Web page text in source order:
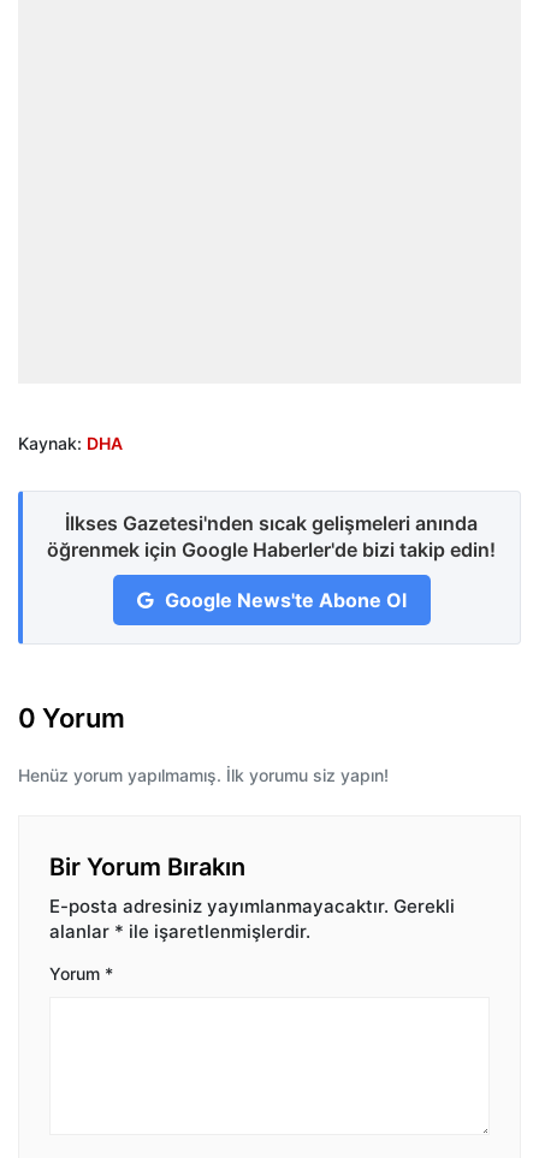
Kaynak: DHA
İlkses Gazetesi'nden sıcak gelişmeleri anında
öğrenmek için Google Haberler'de bizi takip edin!
Google News'te Abone Ol
0 Yorum
Henüz yorum yapılmamış. İlk yorumu siz yapın!
Bir Yorum Bırakın
E-posta adresiniz yayımlanmayacaktır. Gerekli
alanlar * ile işaretlenmişlerdir.
Yorum *